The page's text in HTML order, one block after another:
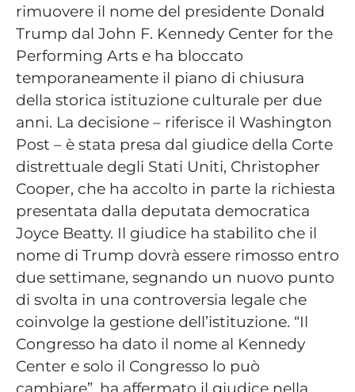
rimuovere il nome del presidente Donald
Trump dal John F. Kennedy Center for the
Performing Arts e ha bloccato
temporaneamente il piano di chiusura
della storica istituzione culturale per due
anni. La decisione – riferisce il Washington
Post – è stata presa dal giudice della Corte
distrettuale degli Stati Uniti, Christopher
Cooper, che ha accolto in parte la richiesta
presentata dalla deputata democratica
Joyce Beatty. Il giudice ha stabilito che il
nome di Trump dovrà essere rimosso entro
due settimane, segnando un nuovo punto
di svolta in una controversia legale che
coinvolge la gestione dell’istituzione. “Il
Congresso ha dato il nome al Kennedy
Center e solo il Congresso lo può